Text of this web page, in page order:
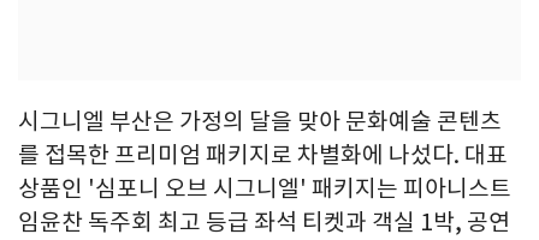
시그니엘 부산은 가정의 달을 맞아 문화예술 콘텐츠
를 접목한 프리미엄 패키지로 차별화에 나섰다. 대표
상품인 '심포니 오브 시그니엘' 패키지는 피아니스트
임윤찬 독주회 최고 등급 좌석 티켓과 객실 1박, 공연